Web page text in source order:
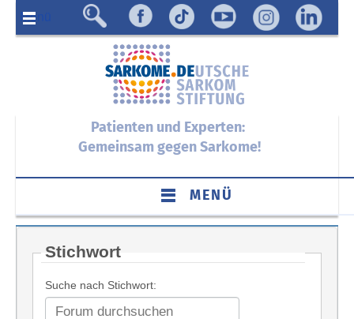
Menü
Patienten und Experten:
Gemeinsam gegen Sarkome!
MENÜ
Stichwort
Suche nach Stichwort: